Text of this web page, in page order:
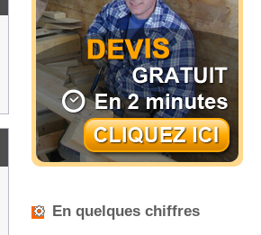
En quelques chiffres